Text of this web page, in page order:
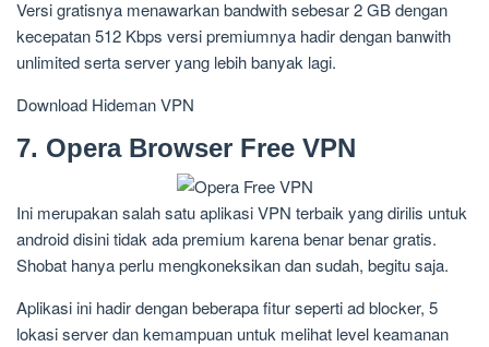
Versi gratisnya menawarkan bandwith sebesar 2 GB dengan
kecepatan 512 Kbps versi premiumnya hadir dengan banwith
unlimited serta server yang lebih banyak lagi.
Download Hideman VPN
7. Opera Browser Free VPN
Ini merupakan salah satu aplikasi VPN terbaik yang dirilis untuk
android disini tidak ada premium karena benar benar gratis.
Shobat hanya perlu mengkoneksikan dan sudah, begitu saja.
Aplikasi ini hadir dengan beberapa fitur seperti ad blocker, 5
lokasi server dan kemampuan untuk melihat level keamanan